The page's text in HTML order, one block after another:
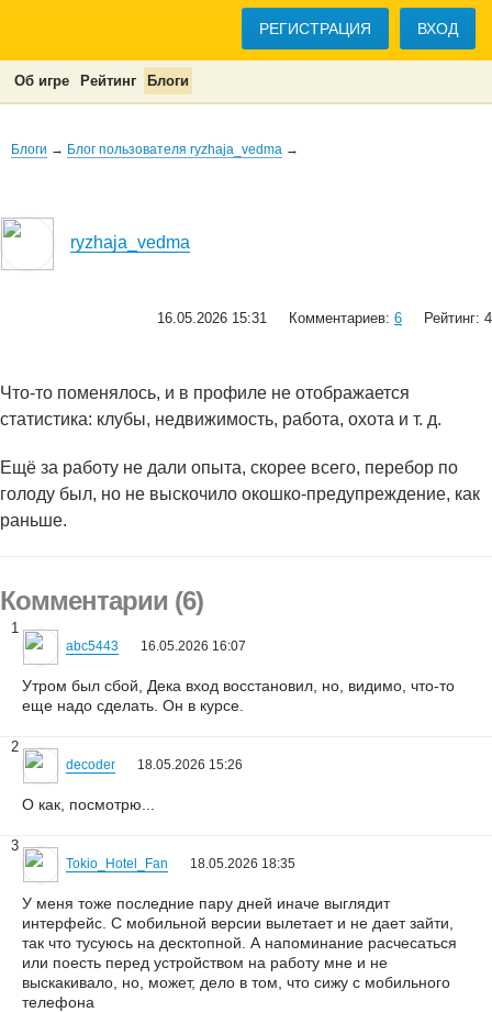
РЕГИСТРАЦИЯ ВХОД
Об игре Рейтинг Блоги
Блоги → Блог пользователя ryzhaja_vedma →
ryzhaja_vedma
16.05.2026 15:31 Комментариев: 6 Рейтинг: 4
Что-то поменялось, и в профиле не отображается
статистика: клубы, недвижимость, работа, охота и т. д.
Ещё за работу не дали опыта, скорее всего, перебор по
голоду был, но не выскочило окошко-предупреждение, как
раньше.
Комментарии (6)
1
abc5443 16.05.2026 16:07
Утром был сбой, Дека вход восстановил, но, видимо, что-то
еще надо сделать. Он в курсе.
2
decoder 18.05.2026 15:26
О как, посмотрю...
3
Tokio_Hotel_Fan 18.05.2026 18:35
У меня тоже последние пару дней иначе выглядит
интерфейс. С мобильной версии вылетает и не дает зайти,
так что тусуюсь на десктопной. А напоминание расчесаться
или поесть перед устройством на работу мне и не
выскакивало, но, может, дело в том, что сижу с мобильного
телефона